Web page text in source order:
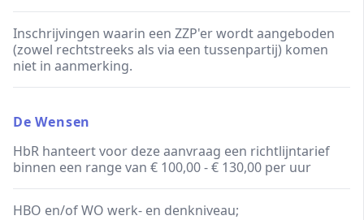
Inschrijvingen waarin een ZZP'er wordt aangeboden
(zowel rechtstreeks als via een tussenpartij) komen
niet in aanmerking.
De Wensen
HbR hanteert voor deze aanvraag een richtlijntarief
binnen een range van € 100,00 - € 130,00 per uur
HBO en/of WO werk- en denkniveau;